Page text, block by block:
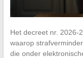
Het decreet nr. 2026-
waarop
die onder